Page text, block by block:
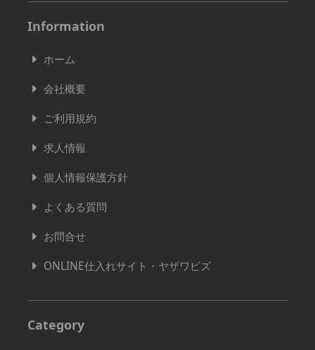
Information
ホーム
会社概要
ご利用規約
求人情報
個人情報保護方針
よくある質問
お問合せ
ONLINE仕入れサイト・ヤザワビズ
Category